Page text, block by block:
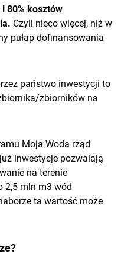
80% kosztów
Czyli nieco więcej, niż w
pułap dofinansowania
państwo inwestycji to
zbiorników na
Moja Woda rząd
inwestycje pozwalają
na terenie
2,5 mln m3 wód
ta wartość może